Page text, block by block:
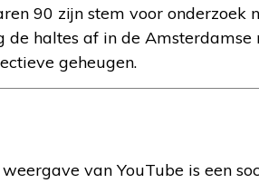
90 zijn stem voor onderzoek
de haltes af in de
geheugen.
van YouTube is een